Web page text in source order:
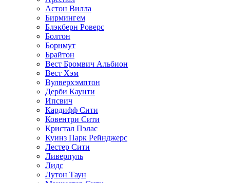
Астон Вилла
Бирмингем
Блэкберн Роверс
Болтон
Борнмут
Брайтон
Вест Бромвич Альбион
Вест Хэм
Вулверхэмптон
Дерби Каунти
Ипсвич
Кардифф Сити
Ковентри Сити
Кристал Пэлас
Куинз Парк Рейнджерс
Лестер Сити
Ливерпуль
Лидс
Лутон Таун